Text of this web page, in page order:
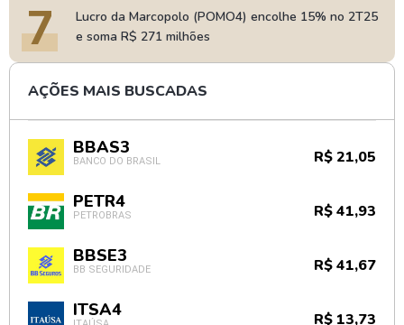
7
Lucro da Marcopolo (POMO4) encolhe 15% no 2T25
e soma R$ 271 milhões
AÇÕES MAIS BUSCADAS
BBAS3
BANCO DO BRASIL R$ 21,05
PETR4
PETROBRAS R$ 41,93
BBSE3
BB SEGURIDADE R$ 41,67
ITSA4 R$ 13,73